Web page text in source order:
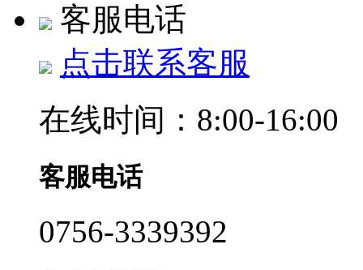
客服电话
点击联系客服
在线时间：8:00-16:00
客服电话
0756-3339392